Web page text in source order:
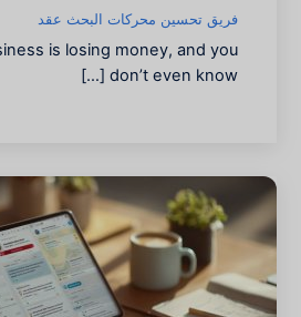
فريق تحسين محركات البحث عقد
is losing money, and you
don’t even know […]